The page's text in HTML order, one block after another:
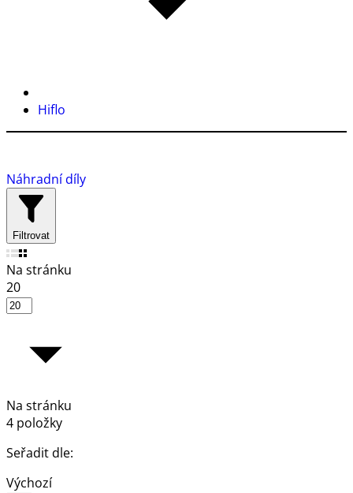
Hiflo
Náhradní díly
Filtrovat
Na stránku
20
Na stránku
4 položky
Seřadit dle:
Výchozí